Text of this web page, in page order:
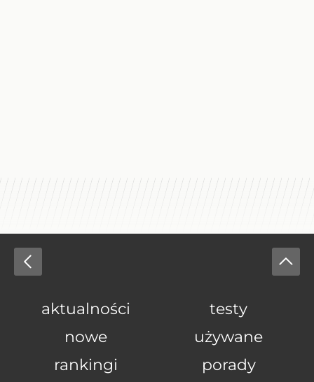
aktualności
testy
nowe
używane
rankingi
porady